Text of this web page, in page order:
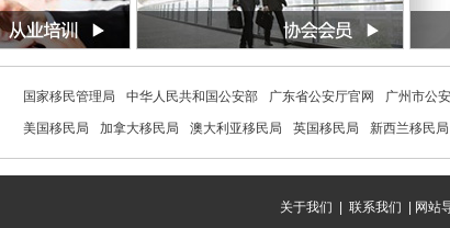
国家移民管理局 中华人民共和国公安部 广东省公安厅官网 广州市公
美国移民局 加拿大移民局 澳大利亚移民局 英国移民局 新西兰移民局
关于我们 联系我们 | 网站